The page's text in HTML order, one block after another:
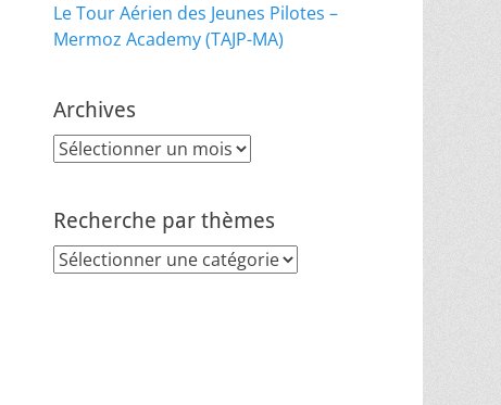
Le Tour Aérien des Jeunes Pilotes –
Mermoz Academy (TAJP-MA)
Archives
Archives
Recherche par thèmes
Recherche